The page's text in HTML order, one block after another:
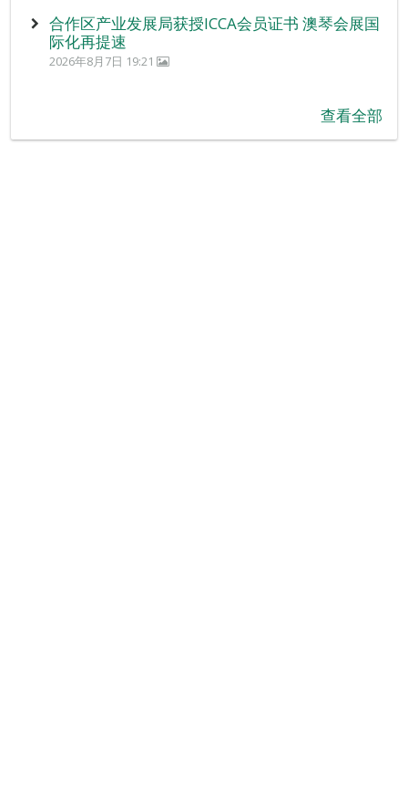
合作区产业发展局获授ICCA会员证书 澳琴会展国
际化再提速
2026年8月7日 19:21
查看全部